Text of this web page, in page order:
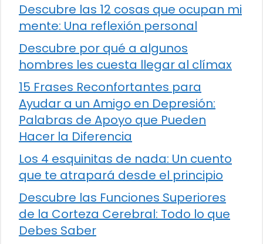
Descubre las 12 cosas que ocupan mi
mente: Una reflexión personal
Descubre por qué a algunos
hombres les cuesta llegar al clímax
15 Frases Reconfortantes para
Ayudar a un Amigo en Depresión:
Palabras de Apoyo que Pueden
Hacer la Diferencia
Los 4 esquinitas de nada: Un cuento
que te atrapará desde el principio
Descubre las Funciones Superiores
de la Corteza Cerebral: Todo lo que
Debes Saber